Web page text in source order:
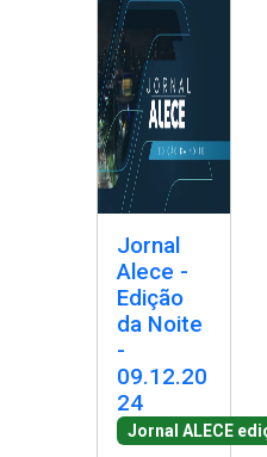
Jornal
Alece -
Edição
da Noite
-
09.12.20
24
Jornal ALECE